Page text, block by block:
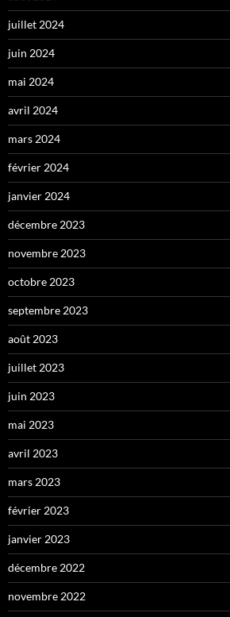
juillet 2024
juin 2024
mai 2024
avril 2024
mars 2024
février 2024
janvier 2024
décembre 2023
novembre 2023
octobre 2023
septembre 2023
août 2023
juillet 2023
juin 2023
mai 2023
avril 2023
mars 2023
février 2023
janvier 2023
décembre 2022
novembre 2022